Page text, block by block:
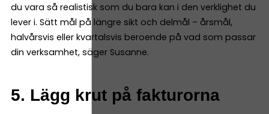
du vara så realistisk som du bara kan i den verklighet du
lever i. Sätt mål på längre sikt och delmål – årsmål,
halvårsvis eller kvartalsvis beroende på vad som passar
din verksamhet, säger Susanne.
5. Lägg krut på fakturorna